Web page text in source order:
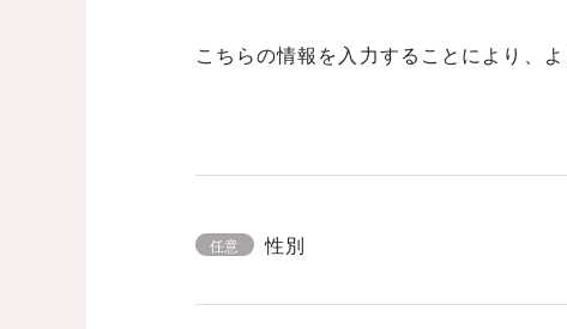
こちらの情報を入力することにより、
任意 性別